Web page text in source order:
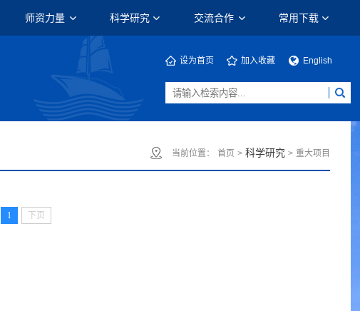
师资力量 科学研究 交流合作 常用下载
设为首页 加入收藏 English
当前位置： 首页 >科学研究 > 重大项目
1 下页